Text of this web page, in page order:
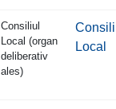
Consiliul
Local (organ
deliberativ
ales)
Local